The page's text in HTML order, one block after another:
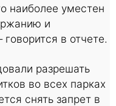
наиболее уместен
и
в отчете.
разрешать
во всех парках
снять запрет в